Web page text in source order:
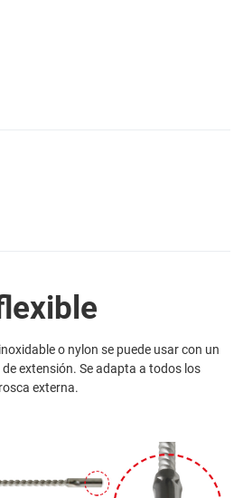
o nylon se puede usar con un
extensión. Se adapta a todos los
externa.